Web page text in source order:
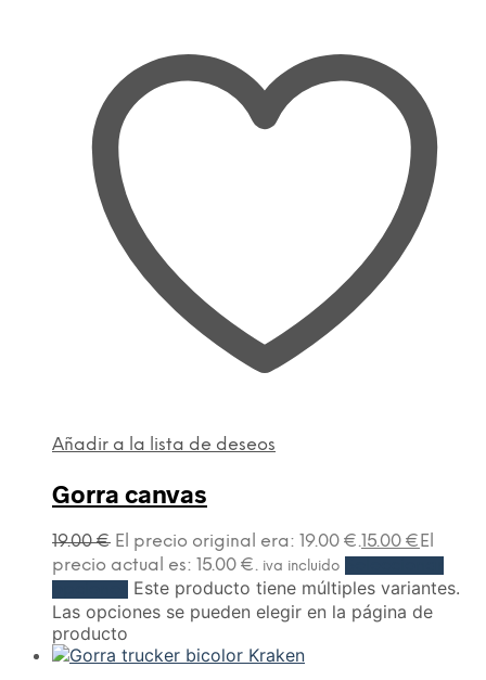
Añadir a la lista de deseos
Gorra canvas
19.00€ El precio original era: 19.00 €.15.00 € El
precio actual es: 15.00 €. iva incluido
Este producto tiene múltiples variantes.
Las opciones se pueden elegir en la página de
producto